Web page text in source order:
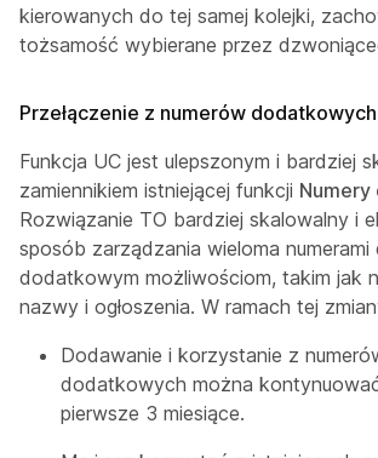
kierowanych do tej samej kolejki,
tożsamość wybierane przez
Przełączenie z numerów dodatkowych
Funkcja UC jest ulepszonym i bardziej
zamiennikiem istniejącej funkcji
Rozwiązanie TO bardziej skalowalny i
sposób zarządzania wieloma numerami
dodatkowym możliwościom, takim jak
nazwy i ogłoszenia. W ramach tej
Dodawanie i korzystanie z
dodatkowych można
pierwsze 3 miesiące.